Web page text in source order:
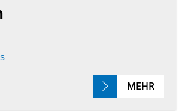
MEHR